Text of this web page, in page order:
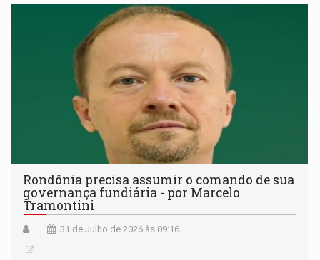
Rondônia precisa assumir o comando de sua
governança fundiária - por Marcelo
Tramontini
31 de Julho de 2026 às 09:16